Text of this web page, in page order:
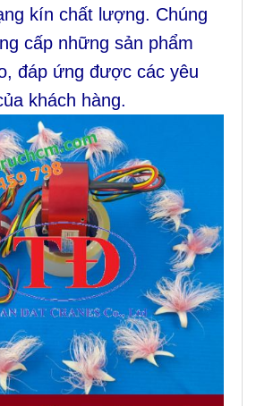
kín chất lượng. Chúng
cấp những sản phẩm
đáp ứng được các yêu
khách hàng.